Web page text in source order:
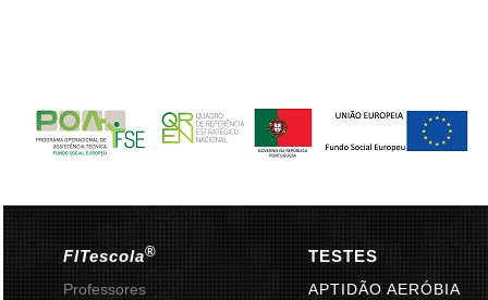
FITescola®
Professores
TESTES
APTIDÃO AERÓBIA